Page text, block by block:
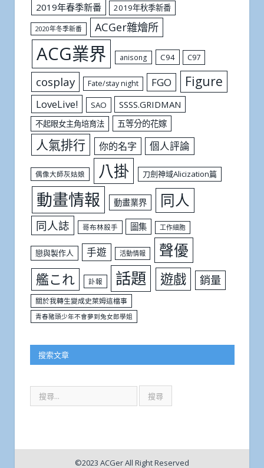
2019年春季新番
2019年秋季新番
2020年冬季新番 ACGer雜燴所
ACG業界 anisong C94 C97
cosplay Fate/stay night FGO Figure
LoveLive! SAO SSSS.GRIDMAN
不起眼女主角培育法 五等分的花嫁
人氣排行 你的名字 個人評論
偶像大師灰姑娘 八掛 刀劍神域Alicization篇
動畫情報 動畫業界 同人
同人誌 哥布林殺手 圖集 工作細胞
戀與製作人 手遊 活動情報 聲優
艦これ 訃報 話題 遊戲 銷量
關於我轉生變成史萊姆這檔事
青春豬頭少年不會夢到兔女郎學姐
搜索文章
©2023 ACGer All Right Reserved